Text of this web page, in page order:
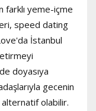
farklı yeme-içme
speed dating
İstanbul
doyasıya
gecenin
alternatif olabilir.